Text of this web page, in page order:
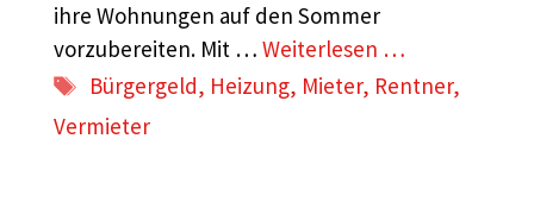
ihre Wohnungen auf den Sommer
vorzubereiten. Mit … Weiterlesen …
Schlagwörter
Bürgergeld, Heizung, Mieter, Rentner,
Vermieter